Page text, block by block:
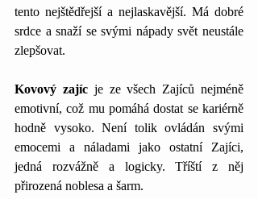
tento nejštědřejší a nejlaskavější. Má dobré
srdce a snaží se svými nápady svět neustále
zlepšovat.
Kovový zajíc je ze všech Zajíců nejméně
emotivní, což mu pomáhá dostat se kariérně
hodně vysoko. Není tolik ovládán svými
emocemi a náladami jako ostatní Zajíci,
jedná rozvážně a logicky. Tříští z něj
přirozená noblesa a šarm.